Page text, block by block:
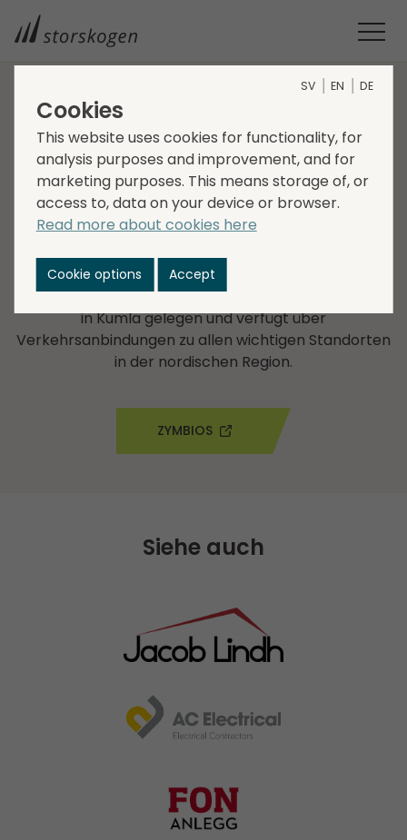
UNTERNEHMEN IM GESCHÄFTS­BEREICH SERVICES
Zymbios
Zymbios Logistics Contractor AB wurde 2006
gegründet und bietet Lagerdienstleistungen und
logistische Unterstützung mit einem starken Fokus
auf die Bereitstellung von kundenindividuellen
Lösungen. Das Unternehmen ist strategisch günstig
in Kumla gelegen und verfügt über
Verkehrsanbindungen zu allen wichtigen Standorten
in der nordischen Region.
ZYMBIOS
Siehe auch
SV EN DE
Cookies
This website uses cookies for functionality, for
analysis purposes and improvement, and for
marketing purposes. This means storage of, or
access to, data on your device or browser.
Read more about cookies here
Cookie options Accept